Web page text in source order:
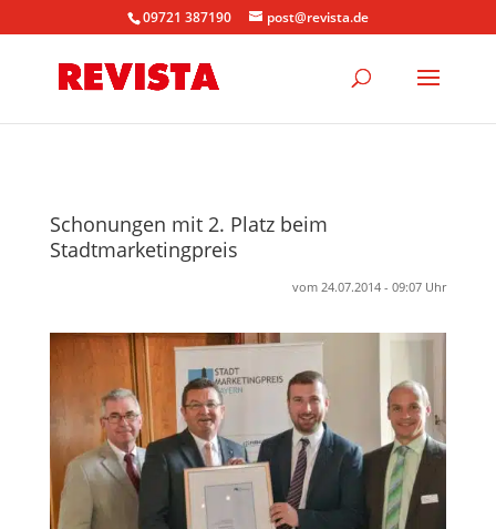
09721 387190 post@revista.de
Schonungen mit 2. Platz beim
Stadtmarketingpreis
vom 24.07.2014 - 09:07 Uhr